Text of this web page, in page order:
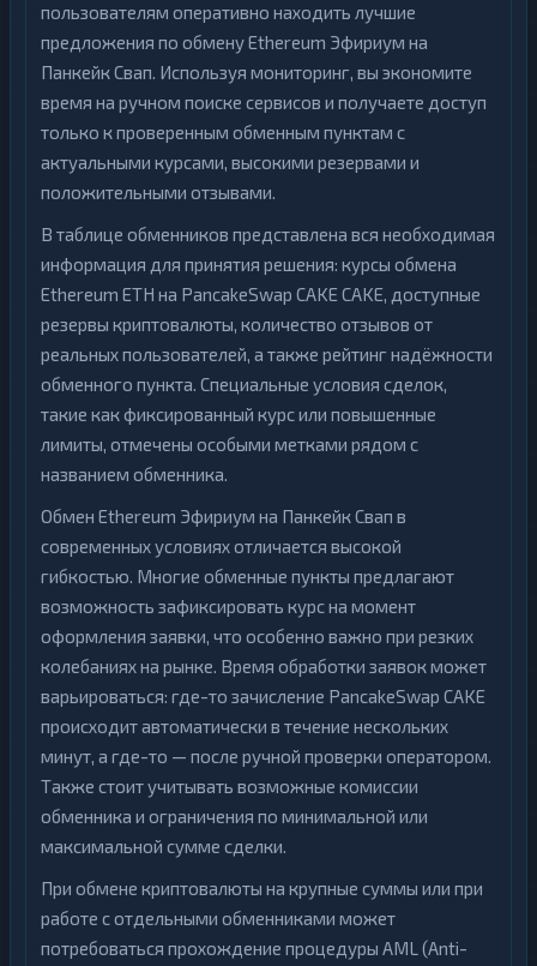
пользователям оперативно находить лучшие
предложения по обмену Ethereum Эфириум на
Панкейк Свап. Используя мониторинг, вы экономите
время на ручном поиске сервисов и получаете доступ
только к проверенным обменным пунктам с
актуальными курсами, высокими резервами и
положительными отзывами.
В таблице обменников представлена вся необходимая
информация для принятия решения: курсы обмена
Ethereum ETH на PancakeSwap CAKE CAKE, доступные
резервы криптовалюты, количество отзывов от
реальных пользователей, а также рейтинг надёжности
обменного пункта. Специальные условия сделок,
такие как фиксированный курс или повышенные
лимиты, отмечены особыми метками рядом с
названием обменника.
Обмен Ethereum Эфириум на Панкейк Свап в
современных условиях отличается высокой
гибкостью. Многие обменные пункты предлагают
возможность зафиксировать курс на момент
оформления заявки, что особенно важно при резких
колебаниях на рынке. Время обработки заявок может
варьироваться: где-то зачисление PancakeSwap CAKE
происходит автоматически в течение нескольких
минут, а где-то — после ручной проверки оператором.
Также стоит учитывать возможные комиссии
обменника и ограничения по минимальной или
максимальной сумме сделки.
При обмене криптовалюты на крупные суммы или при
работе с отдельными обменниками может
потребоваться прохождение процедуры AML (Anti-